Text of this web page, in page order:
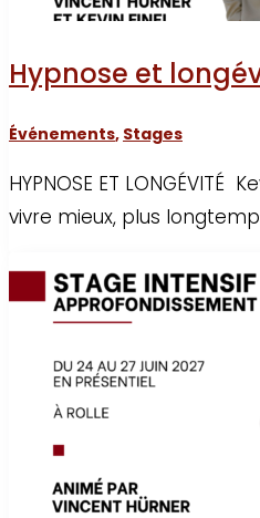
Hypnose et
Événements, Stages
HYPNOSE ET
vivre mieux, plus